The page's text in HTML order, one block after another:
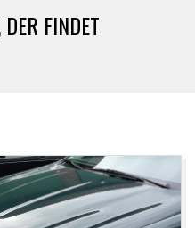
FINDET